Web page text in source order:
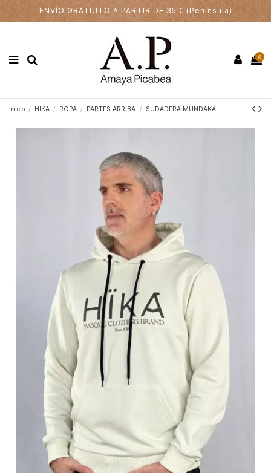
ENVÍO GRATUITO A PARTIR DE 35 € (Península)
0
Inicio HIKA ROPA PARTES ARRIBA SUDADERA MUNDAKA